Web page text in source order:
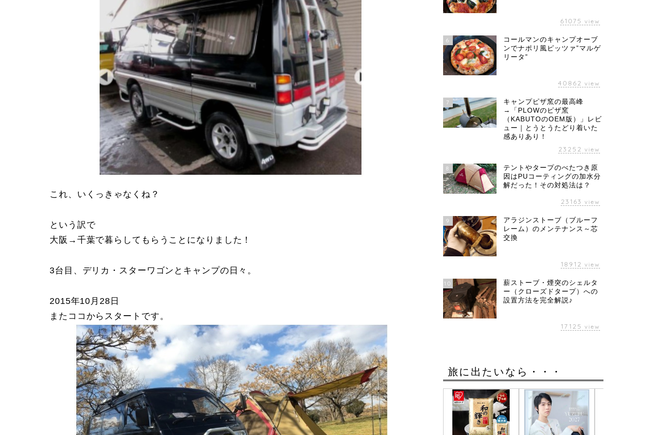
これ、いくっきゃなくね？
という訳で
大阪→千葉で暮らしてもらうことになりました！
3台目、デリカ・スターワゴンとキャンプの日々。
2015年10月28日
またココからスタートです。
61075 view
6
コールマンのキャンプオーブ
ンでナポリ風ピッツァ”マルゲ
リータ”
40862 view
7
キャンプピザ窯の最高峰
→「PLOWのピザ窯
（KABUTOのOEM版）」レビ
ュー｜とうとうたどり着いた
感ありあり！
23252 view
8
テントやタープのべたつき原
因はPUコーティングの加水分
解だった！その対処法は？
23163 view
9
アラジンストーブ（ブルーフ
レーム）のメンテナンス～芯
交換
18912 view
10
薪ストーブ・煙突のシェルタ
ー（クローズドタープ）への
設置方法を完全解説♪
17125 view
旅に出たいなら・・・